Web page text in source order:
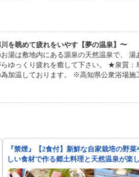
を眺めて疲れをいやす【夢の温泉】〜
湯は敷地内にある源泉の天然温泉で、
を癒して下さい。 ★泉質：単純硫黄冷鉱泉 ★貸切風呂も無料でご利用いただけます。（事前予約） ※
加温しております。 ※高知県公衆浴場施
『禁煙』【2食付】新鮮な自家栽培の野
しい食材で作る郷土料理と天然温泉が楽